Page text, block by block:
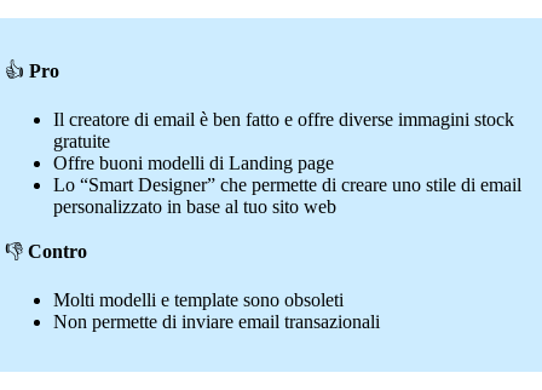
👍 Pro
Il creatore di email è ben fatto e offre diverse immagini stock
gratuite
Offre buoni modelli di Landing page
Lo “Smart Designer” che permette di creare uno stile di email
personalizzato in base al tuo sito web
👎 Contro
Molti modelli e template sono obsoleti
Non permette di inviare email transazionali